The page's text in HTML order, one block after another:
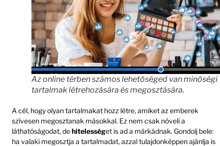
Az online térben számos lehetőséged van minőségi
tartalmak létrehozására és megosztására.
A cél, hogy olyan tartalmakat hozz létre, amiket az emberek
szívesen megosztanak másokkal. Ez nem csak növeli a
láthatóságodat, dehitelességet is ad a márkádnak. Gondolj bele:
ha valaki megosztja a tartalmadat, azzal tulajdonképpen ajánlja is